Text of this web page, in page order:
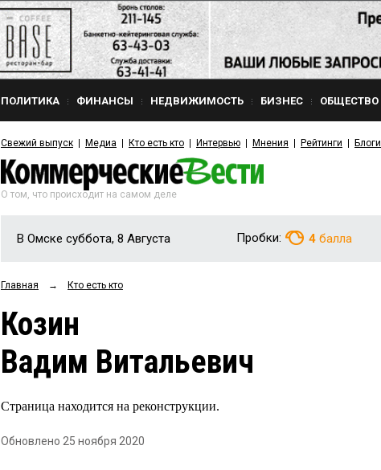
ПОЛИТИКА ФИНАНСЫ НЕДВИЖИМОСТЬ БИЗНЕС ОБЩЕСТВО
Свежий выпуск Медиа Кто есть кто Интервью Мнения Рейтинги Блоги
О том, что происходит на самом деле
В Омске суббота, 8 Августа Пробки: 4 балла
Главная → Кто есть кто
Козин
Вадим Витальевич
Страница находится на реконструкции.
Обновлено 25 ноября 2020